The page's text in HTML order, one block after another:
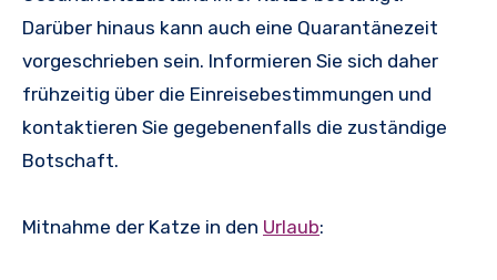
Darüber hinaus kann auch eine Quarantänezeit
vorgeschrieben sein. Informieren Sie sich daher
frühzeitig über die Einreisebestimmungen und
kontaktieren Sie gegebenenfalls die zuständige
Botschaft.
Mitnahme der Katze in den Urlaub: